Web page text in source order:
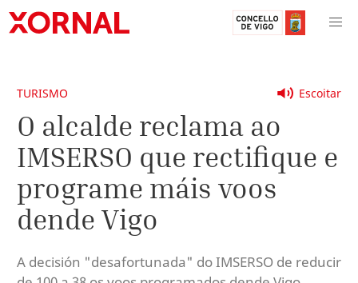
Escoitar
TURISMO
O alcalde reclama ao
IMSERSO que rectifique e
programe máis voos
dende Vigo
A decisión "desafortunada" do IMSERSO de reducir